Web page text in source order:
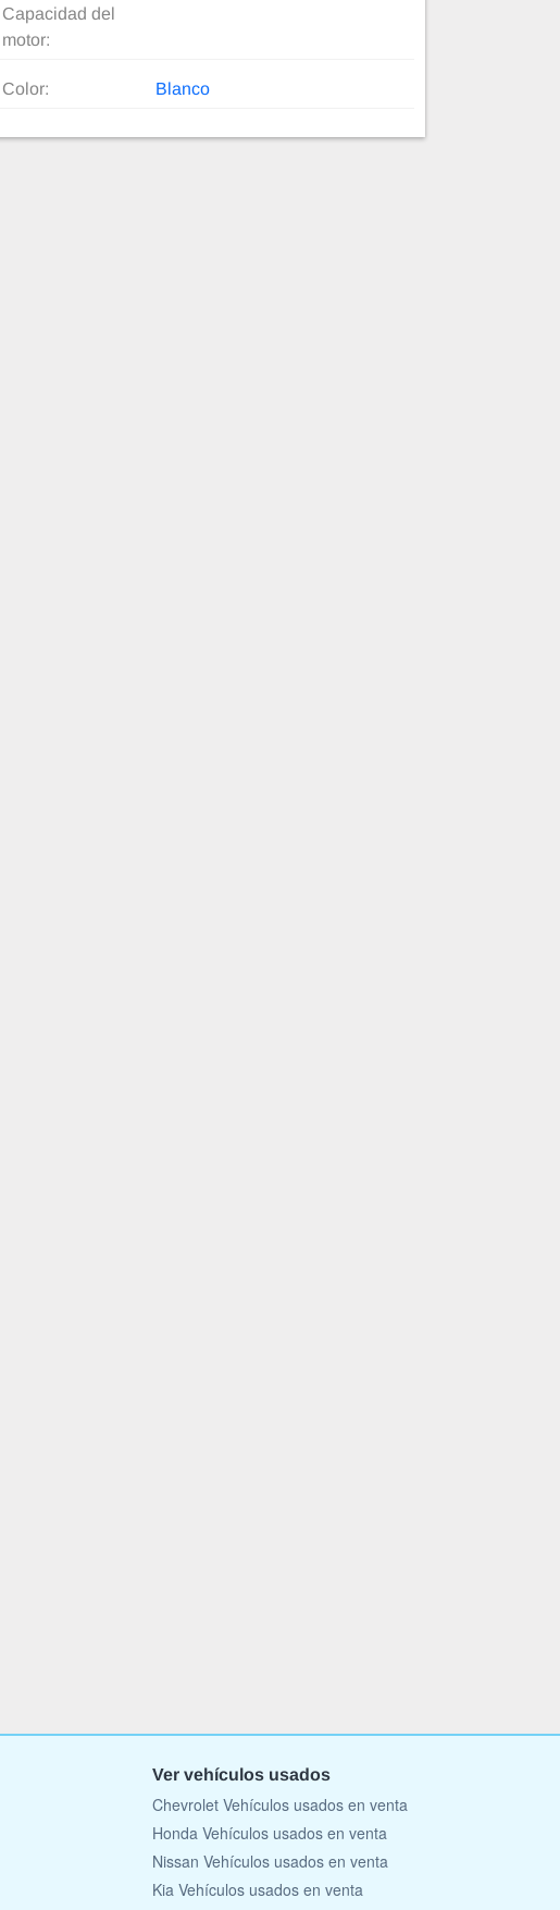
Capacidad del
motor:
Color: Blanco
Ver vehículos usados
Chevrolet Vehículos usados en venta
Honda Vehículos usados en venta
Nissan Vehículos usados en venta
Kia Vehículos usados en venta